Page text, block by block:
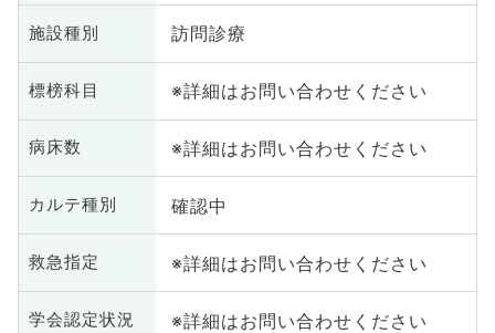
施設種別 訪問診療
標榜科目 ※詳細はお問い合わせください
病床数 ※詳細はお問い合わせください
カルテ種別 確認中
救急指定 ※詳細はお問い合わせください
学会認定状況 ※詳細はお問い合わせください